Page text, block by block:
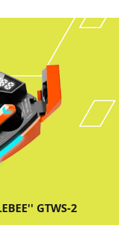
GTWS-2